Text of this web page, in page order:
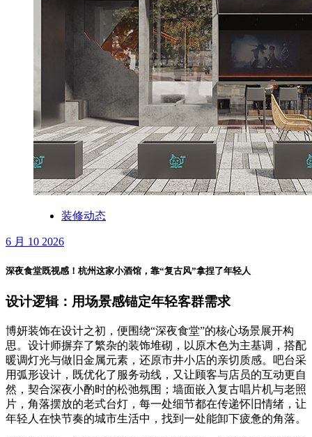
装修动态
6 月 10 2026
深夜食堂既视感！杭州这家小酒馆，靠“复古风”拿捏了年轻人
设计逻辑：用场景感锚定年轻客群需求
博妍装饰在设计之初，便围绕“深夜食堂”的核心场景展开构
思。设计师摒弃了繁杂的装饰堆砌，以原木色为主基调，搭配
暖调灯光与做旧金属元素，还原市井小店的亲切质感。吧台采
用弧形设计，既优化了服务动线，又让顾客与店员的互动更自
然，契合深夜小酌时的松弛氛围；墙面嵌入复古唱片机与老照
片，角落摆放的老式台灯，每一处细节都在传递怀旧情绪，让
年轻人在快节奏的城市生活中，找到一处能卸下疲惫的角落。